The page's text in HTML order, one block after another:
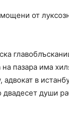
от
пазара има
в
души